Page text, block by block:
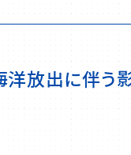
放出に伴う